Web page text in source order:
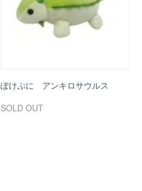
ぽけぷに アンキロサウルス
SOLD OUT